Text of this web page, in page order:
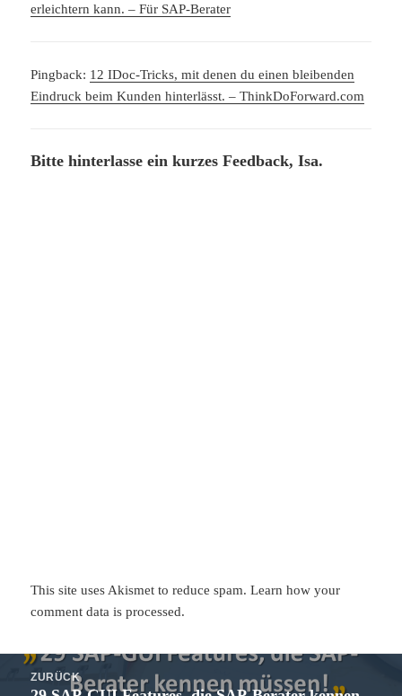
erleichtern kann. – Für SAP-Berater
Pingback: 12 IDoc-Tricks, mit denen du einen bleibenden
Eindruck beim Kunden hinterlässt. – ThinkDoForward.com
Bitte hinterlasse ein kurzes Feedback, Isa.
This site uses Akismet to reduce spam.Learn how your
comment data is processed.
Beitragsnavigation
ZURÜCK